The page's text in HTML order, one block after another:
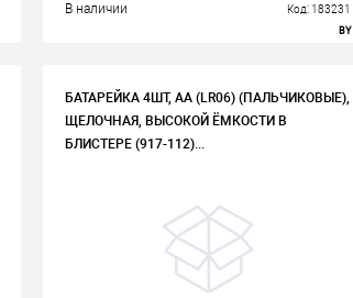
В наличии Код: 183231
BY
БАТАРЕЙКА 4ШТ, AA (LR06) (ПАЛЬЧИКОВЫЕ),
ЩЕЛОЧНАЯ, ВЫСОКОЙ ЁМКОСТИ В
БЛИСТЕРЕ (917-112)...